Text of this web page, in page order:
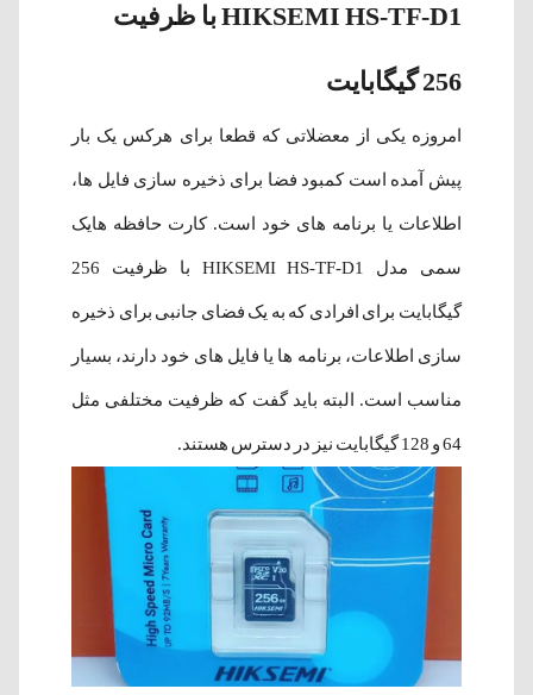
HIKSEMI HS-TF-D1 با ظرفیت
256 گیگابایت
امروزه یکی از معضلاتی که قطعا برای هرکس یک بار
پیش آمده است کمبود فضا برای ذخیره سازی فایل ها،
اطلاعات یا برنامه‌ های خود است. کارت حافظه هایک
سمی مدل HIKSEMI HS-TF-D1 با ظرفیت 256
گیگابایت برای افرادی که به یک فضای جانبی برای ذخیره
سازی اطلاعات، برنامه ها یا فایل های خود دارند، بسیار
مناسب است. البته باید گفت که ظرفیت مختلفی مثل
64 و 128 گیگابایت نیز در دسترس هستند.